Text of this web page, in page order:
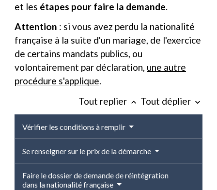
et les étapes pour faire la demande.
Attention : si vous avez perdu la nationalité
française à la suite d'un mariage, de l'exercice
de certains mandats publics, ou
volontairement par déclaration, une autre
procédure s'applique.
Tout replier keyboard_arrow_up Tout déplier keyboard_arrow_down
Vérifier les conditions à remplir
Se renseigner sur le prix de la démarche
Faire le dossier de demande de réintégration
dans la nationalité française